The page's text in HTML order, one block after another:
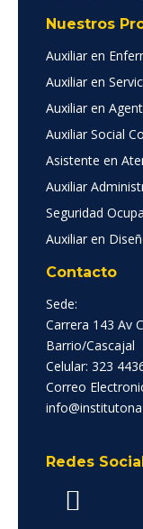
Nuestros
Auxiliar en
Auxiliar en
Auxiliar en
Auxiliar Social
Asistente en
Auxiliar
Seguridad
Auxiliar en
Contacto
Sede:
Carrera 143 Av
Barrio/Cascajal
Celular: 323
Correo
Redes